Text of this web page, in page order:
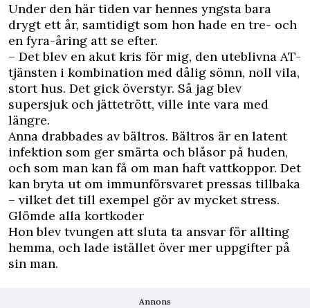
Under den här tiden var hennes yngsta bara
drygt ett år, samtidigt som hon hade en tre- och
en fyra-åring att se efter.
– Det blev en akut kris för mig, den uteblivna AT-
tjänsten i kombination med dålig sömn, noll vila,
stort hus. Det gick överstyr. Så jag blev
supersjuk och jättetrött, ville inte vara med
längre.
Anna drabbades av bältros. Bältros är en latent
infektion som ger smärta och blåsor på huden,
och som man kan få om man haft vattkoppor. Det
kan bryta ut om immunförsvaret pressas tillbaka
– vilket det till exempel gör av mycket stress.
Glömde alla kortkoder
Hon blev tvungen att sluta ta ansvar för allting
hemma, och lade istället över mer uppgifter på
sin man.
Annons